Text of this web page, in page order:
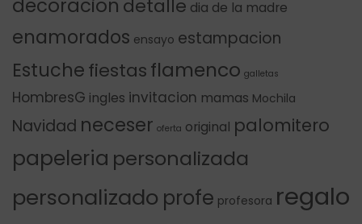
decoracion detalle dia de la madre
enamorados ensayo estampacion
Estuchefiestasflamenco galletas
HombresG ingles invitacion mamas Mochila
Navidad neceser oferta original palomitero
papeleria personalizada
personalizado profe profesora regalo